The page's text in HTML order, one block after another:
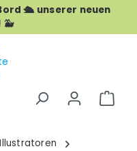
🛳️ unserer neuen
🐳